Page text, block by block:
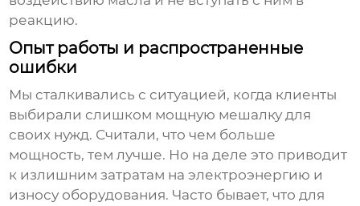
реакцию.
Опыт работы и распространенные
ошибки
Мы сталкивались с ситуацией, когда клиенты
выбирали слишком мощную мешалку для
своих нужд. Считали, что чем больше
мощность, тем лучше. Но на деле это приводит
к излишним затратам на электроэнергию и
износу оборудования. Часто бывает, что для